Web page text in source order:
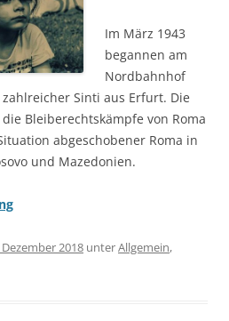
Im März 1943
begannen am
Nordbahnhof
Sinti aus Erfurt. Die
Bleiberechtskämpfe von Roma
abgeschobener Roma in
und Mazedonien.
Dezember 2018 unterAllgemein,